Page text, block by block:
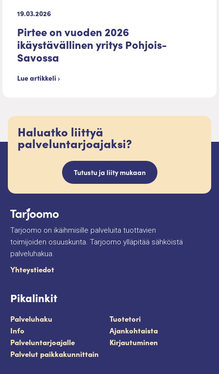
19.03.2026
Pirtee on vuoden 2026
ikäystävällinen yritys Pohjois-
Savossa
Lue artikkeli ›
Haluatko liittyä
palveluntarjoajaksi?
Tutustu ja liity mukaan
Tarjoomo on ikäihmisille palveluita tuottavien
toimijoiden osuuskunta. Tarjoomo ylläpitää sähköistä
palveluhakua.
Yhteystiedot
Pikalinkit
Palveluhaku
Tuotetori
Info
Ajankohtaista
Palveluntarjoajalle
Kirjautuminen
Palvelut paikkakunnittain